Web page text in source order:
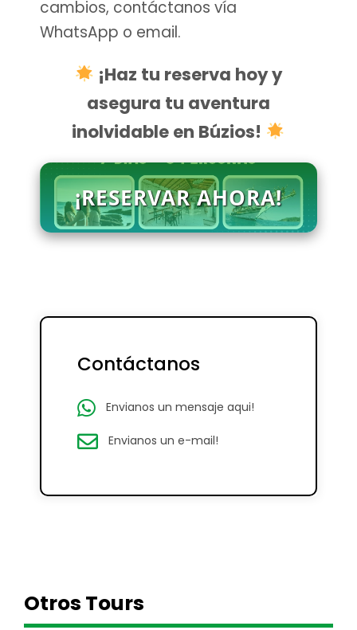
cambios, contáctanos vía
WhatsApp o email.
¡Haz tu reserva hoy y
asegura tu aventura
inolvidable en Búzios!
¡RESERVAR AHORA!
Contáctanos
Envianos un mensaje aqui!
Envianos un e-mail!
Otros Tours